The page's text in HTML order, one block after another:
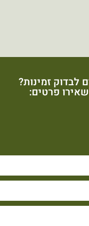
לבדוק זמינות?
פרטים: